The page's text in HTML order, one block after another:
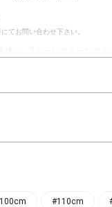
てお問い合わせ下さい。
した肌触りで、快適に着用
#110cm